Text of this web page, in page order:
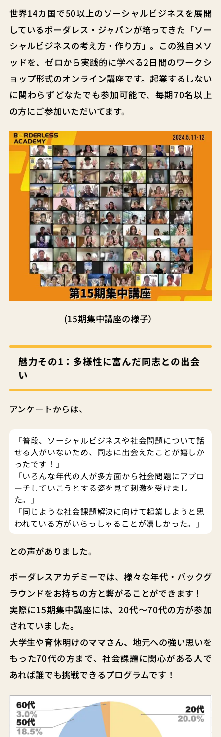
世界14カ国で50以上のソーシャルビジネスを展開
しているボーダレス・ジャパンが培ってきた「ソー
シャルビジネスの考え方・作り方」。この独自メソ
ッドを、ゼロから実践的に学べる2日間のワークシ
ョップ形式のオンライン講座です。起業するしない
に関わらずどなたでも参加可能で、毎期70名以上
の方にご参加いただいてます。
(15期集中講座の様子）
魅力その1： 多様性に富んだ同志との出会
い
アンケートからは、
「普段、ソーシャルビジネスや社会問題について話
せる人がいないため、同志に出会えたことが嬉しか
ったです！」
「いろんな年代の人が多方面から社会問題にアプロ
ーチしていこうとする姿を見て刺激を受けまし
た。」
「同じような社会課題解決に向けて起業しようと思
われている方がいらっしゃることが嬉しかった。」
との声がありました。
ボーダレスアカデミーでは、様々な年代・バックグ
ラウンドをお持ちの方と繋がることができます！
実際に15期集中講座には、20代〜70代の方が参加
されていました。
大学生や育休明けのママさん、地元への強い思いを
もった70代の方まで、社会課題に関心がある人で
あれば誰でも挑戦できるプログラムです！